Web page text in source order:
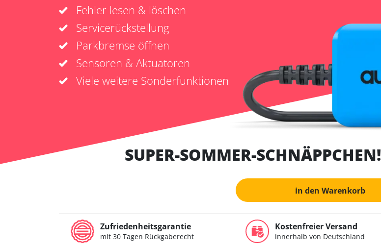
Fehler lesen & löschen
Servicerückstellung
Parkbremse öffnen
Sensoren & Aktuatoren
Viele weitere Sonderfunktionen
SUPER-SOMMER-SCHNÄPPCHEN!
in den Warenkorb
Zufriedenheitsgarantie
mit 30 Tagen Rückgaberecht
Kostenfreier Versand
innerhalb von Deutschland